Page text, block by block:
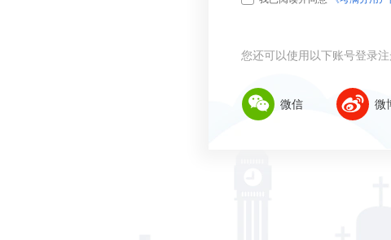
您还可以使用以下账号登录
微信 微